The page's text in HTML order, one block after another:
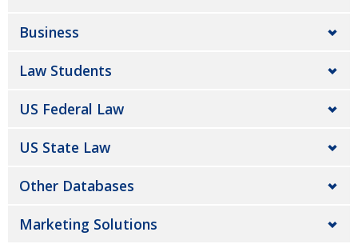
Business
Law Students
US Federal Law
US State Law
Other Databases
Marketing Solutions